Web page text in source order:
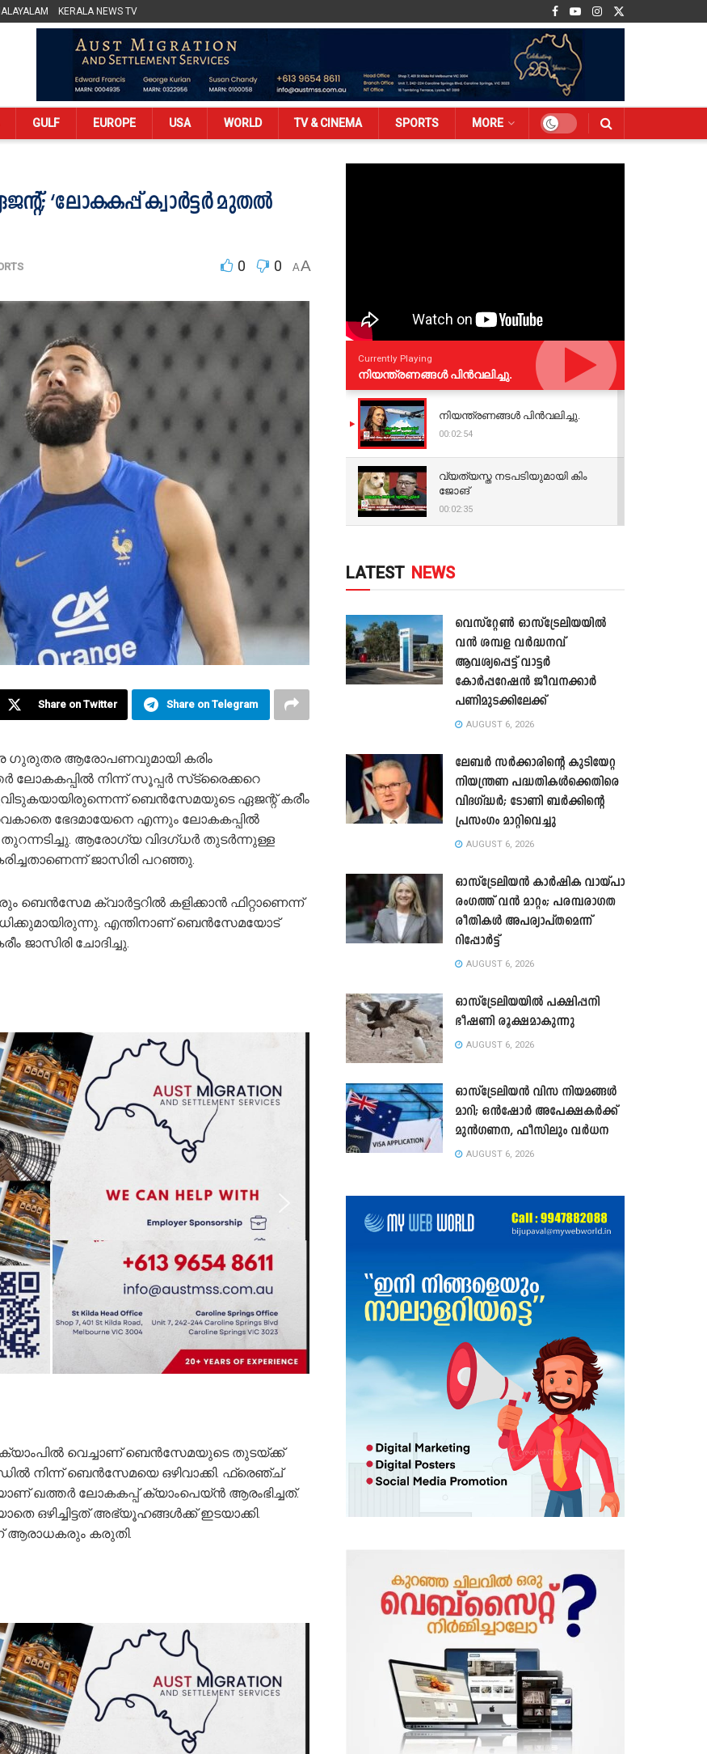
KERALA NEWS TV
GULF EUROPE USA WORLD TV & CINEMA SPORTS MORE
‘ലോകകപ്പ് ക്വാര്‍ട്ടര്‍ മുതല്‍
0 0 AA
Share on Twitter Share on Telegram
ഗുരുതര ആരോപണവുമായി കരിം
ലോകകപ്പില്‍ നിന്ന് സൂപ്പര്‍ സ്‌ട്രൈക്കറെ
ബെന്‍സേമയുടെ ഏജന്റ് കരീം
ഭേദമായേനെ എന്നും ലോകകപ്പില്‍
തുറന്നടിച്ചു. ആരോഗ്യ വിദഗ്ധര്‍ തുടര്‍ന്നുള്ള
ജാസിരി പറഞ്ഞു.
ബെന്‍സേമ ക്വാര്‍ട്ടറില്‍ കളിക്കാന്‍ ഫിറ്റാണെന്ന്
എന്തിനാണ് ബെന്‍സേമയോട്
ജാസിരി ചോദിച്ചു.
വെച്ചാണ് ബെന്‍സേമയുടെ തുടയ്ക്ക്
നിന്ന് ബെന്‍സേമയെ ഒഴിവാക്കി. ഫ്രെഞ്ച്
ഖത്തര്‍ ലോകകപ്പ് ക്യാംപെയ്ന്‍ ആരംഭിച്ചത്.
ഒഴിച്ചിട്ടത് അഭ്യൂഹങ്ങള്‍ക്ക് ഇടയാക്കി.
ആരാധകരും കരുതി.
Currently Playing
നിയന്ത്രണങ്ങള്‍ പിന്‍വലിച്ചു.
നിയന്ത്രണങ്ങള്‍ പിന്‍വലിച്ചു.
00:02:54
വ്യത്യസ്ത നടപടിയുമായി കിം
ജോങ്
00:02:35
LATEST NEWS
വെസ്റ്റേൺ ഓസ്‌ട്രേലിയയിൽ
വൻ ശമ്പള വർദ്ധനവ്
ആവശ്യപ്പെട്ട് വാട്ടർ
കോർപ്പറേഷൻ ജീവനക്കാർ
പണിമുടക്കിലേക്ക്
AUGUST 6, 2026
ലേബർ സർക്കാരിന്റെ കുടിയേറ്റ
നിയന്ത്രണ പദ്ധതികൾക്കെതിരെ
വിദഗ്ദ്ധർ; ടോണി ബർക്കിന്റെ
പ്രസംഗം മാറ്റിവെച്ചു
AUGUST 6, 2026
ഓസ്‌ട്രേലിയൻ കാർഷിക വായ്പാ
രംഗത്ത് വൻ മാറ്റം; പരമ്പരാഗത
രീതികൾ അപര്യാപ്തമെന്ന്
റിപ്പോർട്ട്
AUGUST 6, 2026
ഓസ്ട്രേലിയയിൽ പക്ഷിപ്പനി
ഭീഷണി രൂക്ഷമാകുന്നു
AUGUST 6, 2026
ഓസ്‌ട്രേലിയൻ വിസ നിയമങ്ങൾ
മാറി; ഒൻഷോർ അപേക്ഷകർക്ക്
മുൻഗണന, ഫീസിലും വർധന
AUGUST 6, 2026